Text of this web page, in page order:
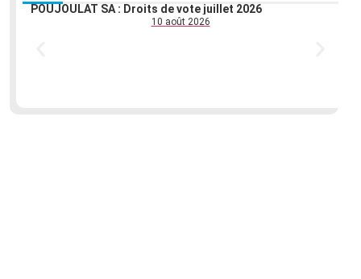
POUJOULAT SA : Droits de vote juillet 2026
10 août 2026